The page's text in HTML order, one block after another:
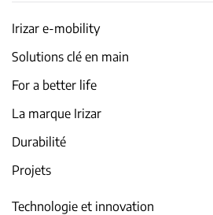
Irizar e-mobility
Solutions clé en main
For a better life
La marque Irizar
Durabilité
Projets
Technologie et innovation